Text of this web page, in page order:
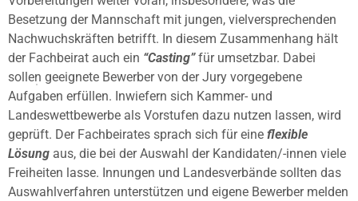
Besetzung der Mannschaft mit jungen, vielversprechenden
Nachwuchskräften betrifft. In diesem Zusammenhang hält
der Fachbeirat auch ein “Casting”für umsetzbar. Dabei
sollen geeignete Bewerber von der Jury vorgegebene
Aufgaben erfüllen. Inwiefern sich Kammer- und
Landeswettbewerbe als Vorstufen dazu nutzen lassen, wird
geprüft. Der Fachbeirates sprach sich für eine flexible
Lösung aus, die bei der Auswahl der Kandidaten/-innen viele
Freiheiten lasse. Innungen und Landesverbände sollten das
Auswahlverfahren unterstützen und eigene Bewerber melden